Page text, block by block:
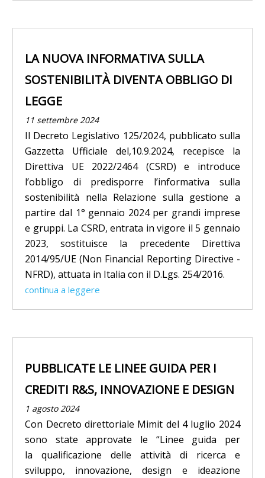
LA NUOVA INFORMATIVA SULLA
SOSTENIBILITÀ DIVENTA OBBLIGO DI
LEGGE
11 settembre 2024
Il Decreto Legislativo 125/2024, pubblicato sulla
Gazzetta Ufficiale del,10.9.2024, recepisce la
Direttiva UE 2022/2464 (CSRD) e introduce
l’obbligo di predisporre l’informativa sulla
sostenibilità nella Relazione sulla gestione a
partire dal 1° gennaio 2024 per grandi imprese
e gruppi. La CSRD, entrata in vigore il 5 gennaio
2023, sostituisce la precedente Direttiva
2014/95/UE (Non Financial Reporting Directive -
NFRD), attuata in Italia con il D.Lgs. 254/2016.
continua a leggere
PUBBLICATE LE LINEE GUIDA PER I
CREDITI R&S, INNOVAZIONE E DESIGN
1 agosto 2024
Con Decreto direttoriale Mimit del 4 luglio 2024
sono state approvate le “Linee guida per
la qualificazione delle attività di ricerca e
sviluppo, innovazione, design e ideazione